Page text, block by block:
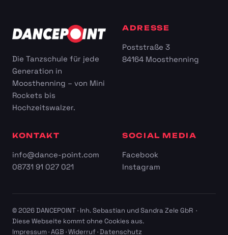
Die Tanzschule für jede
Generation in
Moosthenning – von Mini
Rockets bis
Hochzeitswalzer.
ADRESSE
Poststraße 3
84164 Moosthenning
KONTAKT
info@dance-point.com
08731 91 027 021
SOCIAL MEDIA
Facebook
Instagram
© 2026 DANCEPOINT · Inh. Sebastian und Sandra Zele GbR ·
Diese Webseite kommt ohne Cookies aus.
Impressum·AGB ·Widerruf·Datenschutz